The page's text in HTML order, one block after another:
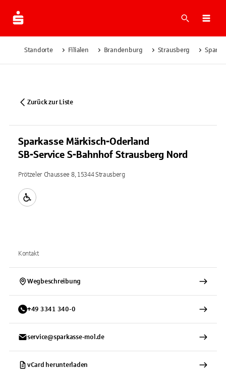
Suche
Standorte Filialen Brandenburg Strausberg
Zurück zur Liste
Sparkasse Märkisch-Oderland
SB-Service S-Bahnhof Strausberg Nord
Prötzeler Chaussee 8, 15344 Strausberg
Kontakt
Wegbeschreibung
+49 3341 340-0
service@sparkasse-mol.de
vCard herunterladen